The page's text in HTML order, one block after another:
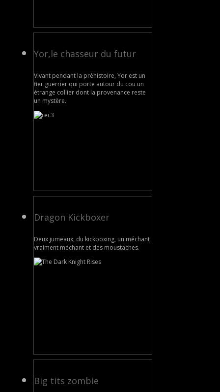
Yor,le chasseur du futur
Vivant pendant la préhistoire, Yor est un
fier guerrier qui porte autour du cou un
étrange collier dont la provenance reste
un mystère.
Dragon Kickboxer
Deux jumeaux, du kickboxing, un méchant
vraiment méchant et des moustaches.
Big tits zombie